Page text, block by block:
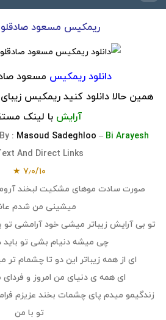
ریمکیس مسعود
دانلود ریمکیس مسعود
همین حالا دانلود کنید ریمکیس زیبای
آرایش با لینک
: Masoud Sadeghloo –Bi Arayesh
And Direct Links
۷٫۰/۱۰ ★
صورت سادت موهای مشکیت لبخند
میشینی من شدم
تو بی آرایش زیباتر میشی خود آرامشی تو
چی میشه دنیام بشی تو
ای از همه زیباتر این دو تا چشمام
ای همه ی دنیای من امروز و
زندگیمو میدم پای چشمات بخند عزیزم
تو با من